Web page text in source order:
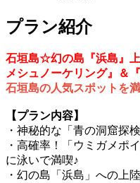
プラン紹介
石垣島☆幻の島『浜島』
メシュノーケリング』＆
石垣島の人気スポットを
【プラン内容】
・神秘的な「青の洞窟探
・高確率！「ウミガメポ
に泳いで満喫♪
・幻の島「浜島」への上